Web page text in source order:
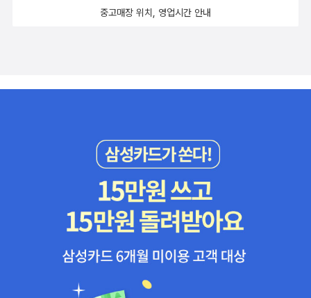
중고매장 위치, 영업시간 안내